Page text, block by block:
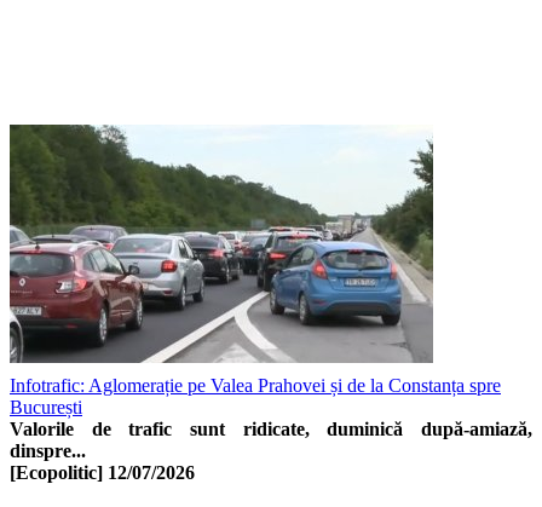
Infotrafic: Aglomerație pe Valea Prahovei și de la Constanța spre
București
Valorile de trafic sunt ridicate, duminică după-amiază,
dinspre...
[Ecopolitic] 12/07/2026